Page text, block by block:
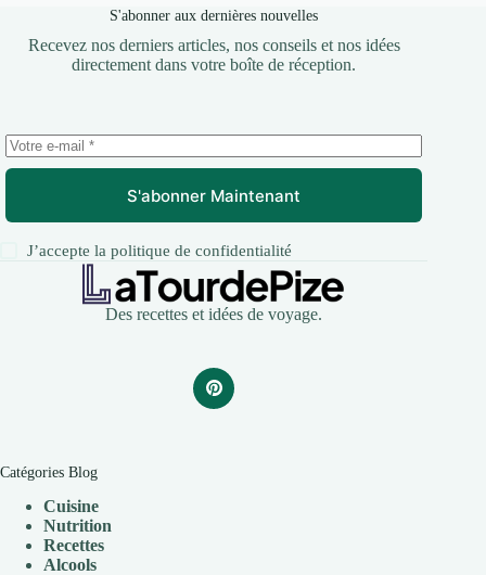
S'abonner aux dernières nouvelles
Recevez nos derniers articles, nos conseils et nos idées
directement dans votre boîte de réception.
S'abonner Maintenant
J’accepte lapolitique de confidentialité
Des recettes et idées de voyage.
Catégories Blog
Cuisine
Nutrition
Recettes
Alcools